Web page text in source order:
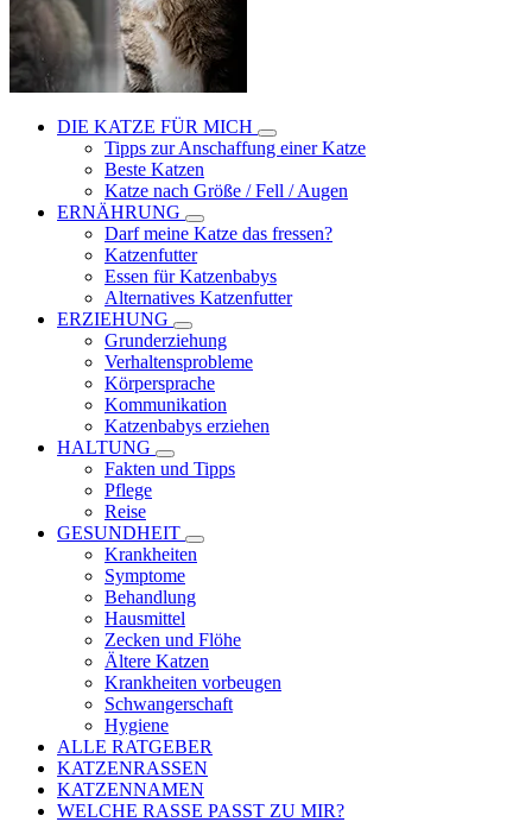
DIE KATZE FÜR MICH
Tipps zur Anschaffung einer Katze
Beste Katzen
Katze nach Größe / Fell / Augen
ERNÄHRUNG
Darf meine Katze das fressen?
Katzenfutter
Essen für Katzenbabys
Alternatives Katzenfutter
ERZIEHUNG
Grunderziehung
Verhaltensprobleme
Körpersprache
Kommunikation
Katzenbabys erziehen
HALTUNG
Fakten und Tipps
Pflege
Reise
GESUNDHEIT
Krankheiten
Symptome
Behandlung
Hausmittel
Zecken und Flöhe
Ältere Katzen
Krankheiten vorbeugen
Schwangerschaft
Hygiene
ALLE RATGEBER
KATZENRASSEN
KATZENNAMEN
WELCHE RASSE PASST ZU MIR?